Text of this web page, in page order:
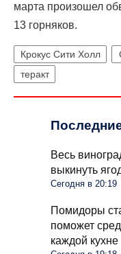
марта произошел
13 горняков.
Крокус Сити Холл
теракт
Весь
выкинуть
Сегодня в 20:19
Помидоры
поможет
каждой кухне